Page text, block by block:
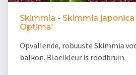
Skimmia - Skimmia
Optima'
Opvallende, robuuste Skimmia
balkon. Bloeikleur is roodbruin.